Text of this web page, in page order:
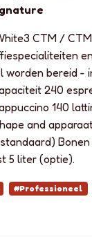
CTM /
worden bereid -
240
140
and
5 liter (optie).
#Professioneel